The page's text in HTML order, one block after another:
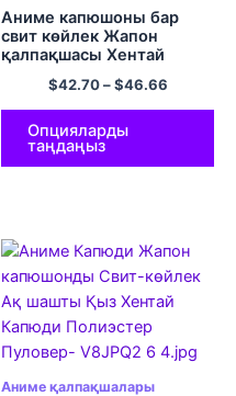
Аниме капюшоны бар
свит көйлек Жапон
қалпақшасы Хентай
капюшоны пуловер
$42.70–$46.66
Опцияларды
таңдаңыз
Аниме қалпақшалары